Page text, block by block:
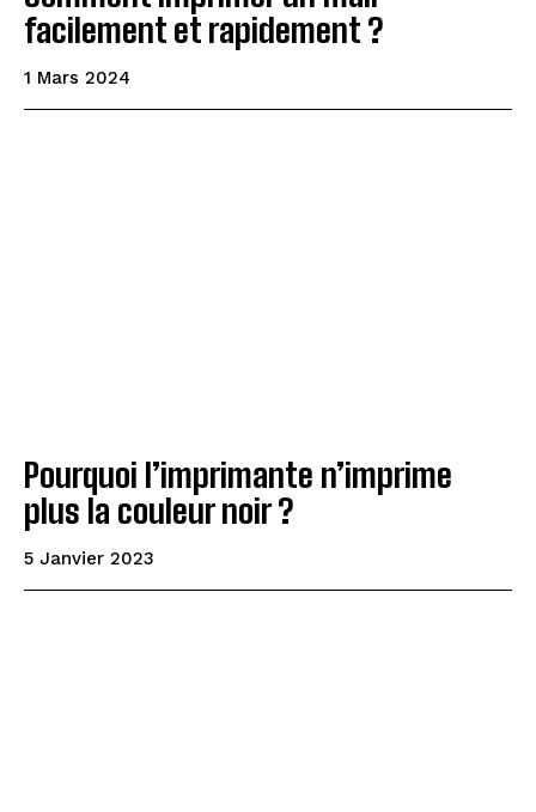
facilement et rapidement ?
1 Mars 2024
Pourquoi l’imprimante n’imprime
plus la couleur noir ?
5 Janvier 2023